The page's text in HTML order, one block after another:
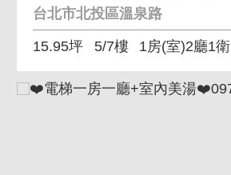
台北市北投區溫泉路
15.95坪 5/7樓 1房(室)2廳1衛